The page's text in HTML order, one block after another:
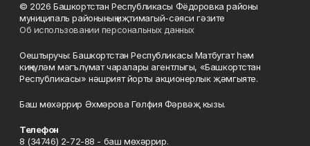
© 2026 Башкортстан Республикасы Фёдоровка районы
муниципаль районының иҗтимагый-сәяси гәзите
Об использовании персональных данных
Оештыручы: Башкортстан Республикасы Матбугат һәм
киңкүләм мәгълүмат чаралары агентлыгы, «Башкортстан
Республикасы» нәшрият йорты акционерлык җәмгыяте.
Баш мөхәррир Әхмәрова Гөлфия Фәрвәҗ кызы.
Телефон
8 (34746) 2-72-88 - баш мөхәррир.